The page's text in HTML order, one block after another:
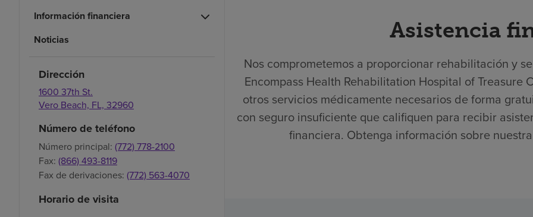
Información financiera
Noticias
Dirección
1600 37th St.
Vero Beach, FL, 32960
Número de teléfono
Número principal: (772) 778-2100
Fax: (866) 493-8119
Fax de derivaciones: (772) 563-4070
Horario de visita
Asistencia
Nos comprometemos a proporcionar rehabilitación y
Encompass Health Rehabilitation Hospital of
otros servicios médicamente necesarios de forma
con seguro insuficiente que califiquen para recibir
financiera. Obtenga información sobre